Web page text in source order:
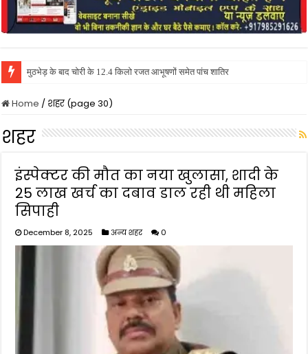
Home / शहर (page 30)
शहर
इंस्पेक्टर की मौत का नया खुलासा, शादी के
25 लाख खर्च का दबाव डाल रही थी महिला
सिपाही
December 8, 2025 अन्य शहर 0